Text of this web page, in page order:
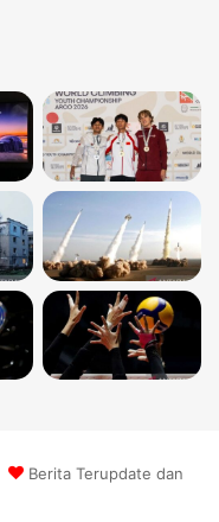
Berita Terupdate dan